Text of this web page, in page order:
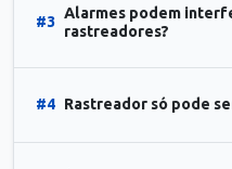
#3
Alarmes podem
rastreadores?
#4 Rastreador só pode